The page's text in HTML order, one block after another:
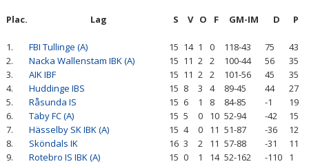
Plac. Lag S V O F GM-IM D P
1. FBI Tullinge (A) 15 14 1 0 118-43 75
43
2.
Nacka Wallenstam IBK (A) 15 11 2 2 100-44 56
35
3.
AIK IBF 15 11 2 2 101-56 45
35
4.
Huddinge IBS 15 8 3 4 89-45 44
27
5.
Råsunda IS 15 6 1 8 84-85 -1
19
6.
Täby FC (A) 15 5 0 10 52-94 -42
15
7.
Hässelby SK IBK (A) 15 4 0 11 51-87 -36
12
8.
Sköndals IK 16 3 2 11 57-88 -31
11
9.
Rotebro IS IBK (A) 15 0 1 14 52-162 -110 1